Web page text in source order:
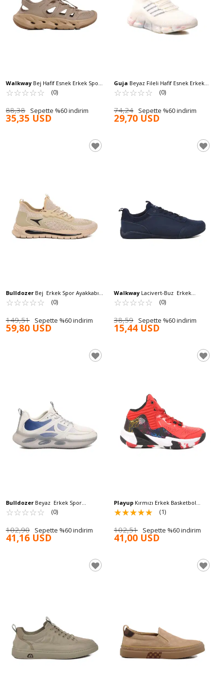
Walkway Bej Hafif Esnek Erkek Spor
Ayakkabı Asmara M
☆☆☆☆☆
★★★★★ (0)
88,38 Sepette %60 indirim
35,35 USD
Guja Beyaz Fileli Hafif Esnek Erkek
Spor Ayakkabı 23Y591-1 M
☆☆☆☆☆
★★★★★ (0)
74,24 Sepette %60 indirim
29,70 USD
Bulldozer Bej Erkek Spor Ayakkabı
231451 M
☆☆☆☆☆
★★★★★ (0)
149,51 Sepette %60 indirim
59,80 USD
Walkway Lacivert-Buz Erkek
Sneaker Spark M
☆☆☆☆☆
★★★★★ (0)
38,59 Sepette %60 indirim
15,44 USD
Bulldozer Beyaz Erkek Spor
Ayakkabı 231495 M
☆☆☆☆☆
★★★★★ (0)
102,90 Sepette %60 indirim
41,16 USD
Playup Kırmızı Erkek Basketbol
Ayakkabısı MS-251-522 M
☆☆☆☆☆
★★★★★ (1)
102,51 Sepette %60 indirim
41,00 USD